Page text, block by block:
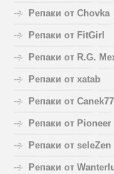
Репаки от Chovka
Репаки от FitGirl
Репаки от R.G.
Репаки от xatab
Репаки от Canek77
Репаки от Pioneer
Репаки от seleZen
Репаки от